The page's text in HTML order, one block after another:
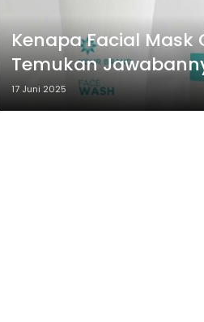
Kenapa Facial Mask
Temukan
17 Juni 2025